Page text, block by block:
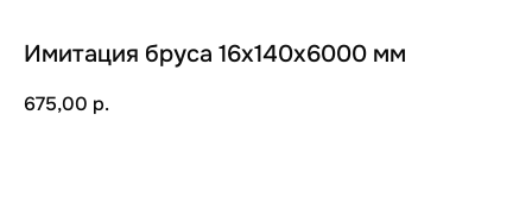
Имитация бруса 16x140x6000 мм
675,00 р.